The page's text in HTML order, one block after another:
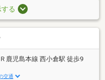
る
Ｒ鹿児島本線 西小倉駅 徒歩9
交通